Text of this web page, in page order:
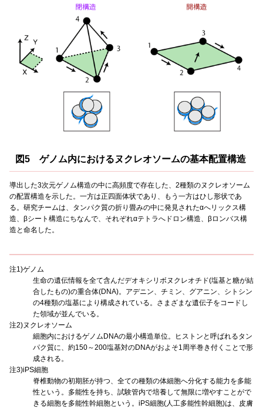
図5 ゲノム内におけるヌクレオソームの基本配置構造
導出した3次元ゲノム構造の中に高頻度で存在した、2種類のヌクレオソーム
の配置構造を示した。一方は正四面体状であり、もう一方はひし形状であ
る。研究チームは、タンパク質の折り畳みの中に発見されたαへリックス構
造、βシート構造にちなんで、それぞれαテトラへドロン構造、βロンバス構
造と命名した。
注1)ゲノム
生命の遺伝情報を全て含んだデオキシリボヌクレオチド(塩基と糖が結
合したもの)の重合体(DNA)。アデニン、チミン、グアニン、シトシン
の4種類の塩基により構成されている。さまざまな遺伝子をコードし
た領域が並んでいる。
注2)ヌクレオソーム
細胞内におけるゲノムDNAの最小構造単位。ヒストンと呼ばれるタン
パク質に、約150～200塩基対のDNAがおよそ1周半巻き付くことで形
成される。
注3)iPS細胞
脊椎動物の初期胚が持つ、全ての種類の体細胞へ分化する能力を多能
性という。多能性を持ち、試験管内で培養して無限に増やすことがで
きる細胞を多能性幹細胞という。iPS細胞(人工多能性幹細胞)は、皮膚